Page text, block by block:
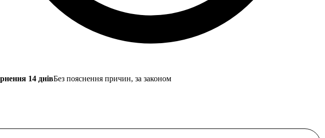
14 днівБез пояснення причин, за законом